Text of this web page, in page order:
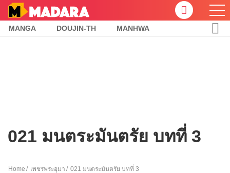
MANGA DOUJIN-TH MANHWA
021 มนตระมันตรัย บทที่ 3
Home เพชรพระอุมา 021 มนตระมันตรัย บทที่ 3